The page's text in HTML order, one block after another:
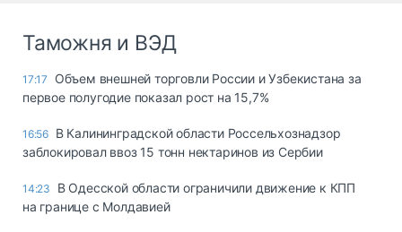
Таможня и ВЭД
17:17
Объем внешней торговли России и Узбекистана за
первое полугодие показал рост на 15,7%
16:56 В Калининградской области Россельхознадзор
заблокировал ввоз 15 тонн нектаринов из Сербии
14:23
В Одесской области ограничили движение к КПП
на границе с Молдавией